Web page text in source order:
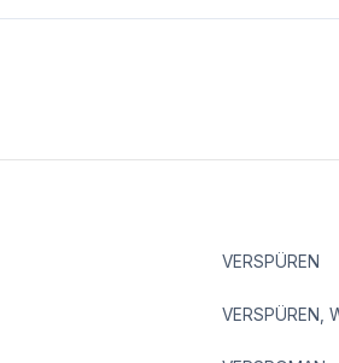
VERSPÜREN
VERSPÜREN,